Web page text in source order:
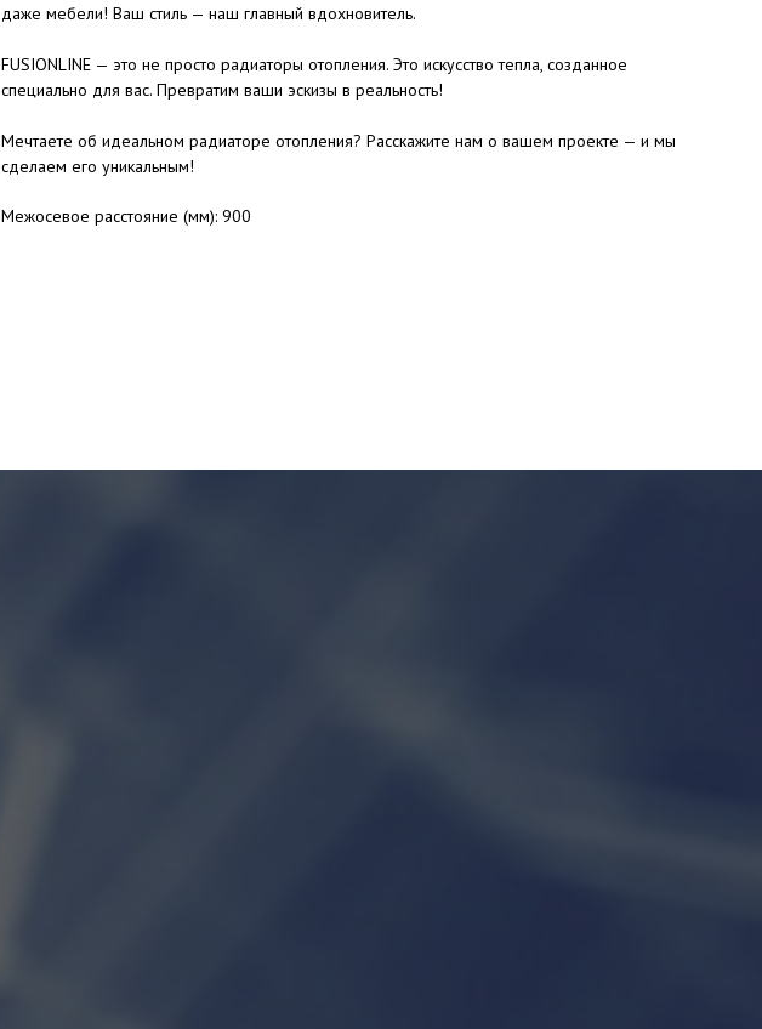
даже мебели! Ваш стиль — наш главный вдохновитель.
FUSIONLINE — это не просто радиаторы отопления. Это искусство тепла, созданное
специально для вас. Превратим ваши эскизы в реальность!
Мечтаете об идеальном радиаторе отопления? Расскажите нам о вашем проекте — и мы
сделаем его уникальным!
Межосевое расстояние (мм): 900